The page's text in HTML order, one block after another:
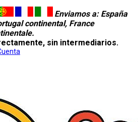
Enviamos a: España
continental, France
sin intermediarios.